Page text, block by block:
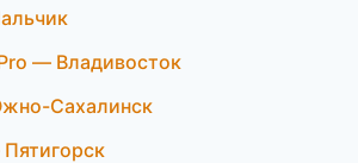
— Владивосток
Сахалинск